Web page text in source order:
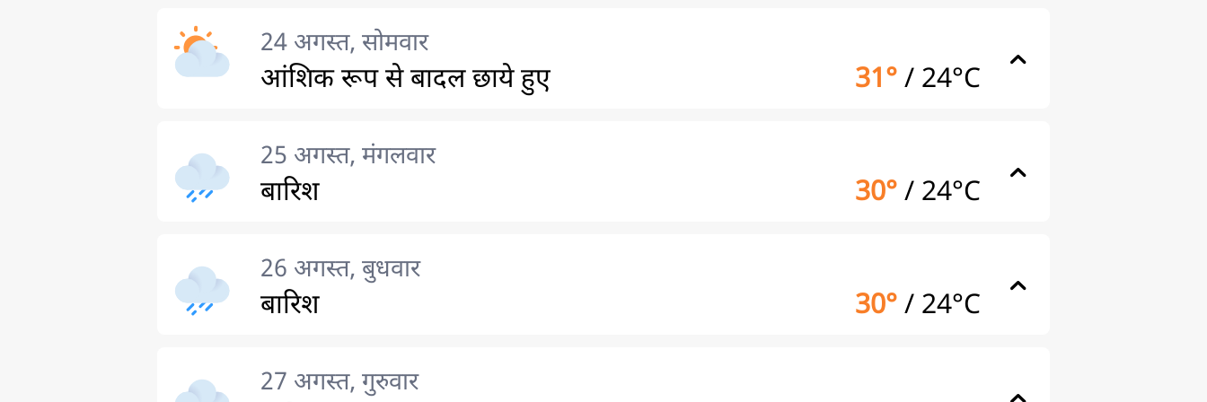
24 अगस्त, सोमवार
आंशिक रूप से बादल छाये हुए 31°/ 24°C
25 अगस्त, मंगलवार
बारिश 30°/ 24°C
26 अगस्त, बुधवार
बारिश 30°/ 24°C
27 अगस्त, गुरुवार